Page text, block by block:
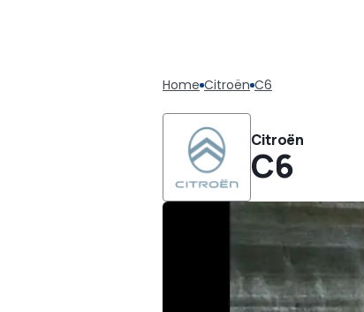
Home Citroën C6
Citroën
C6